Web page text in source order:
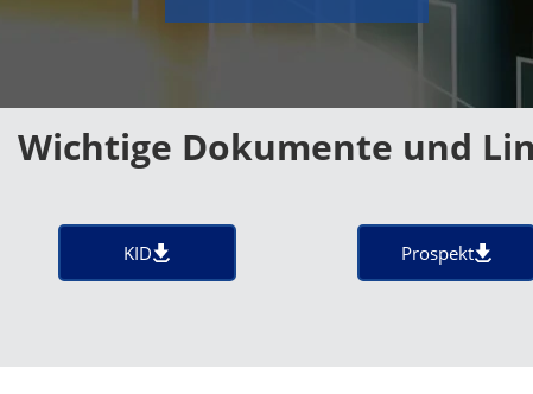
Wichtige Dokumente und
KID Prospekt